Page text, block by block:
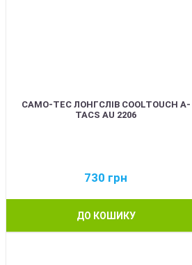
CAMO-TEC ЛОНГСЛІВ COOLTOUCH A-
TACS AU 2206
730 грн
ДО КОШИКУ